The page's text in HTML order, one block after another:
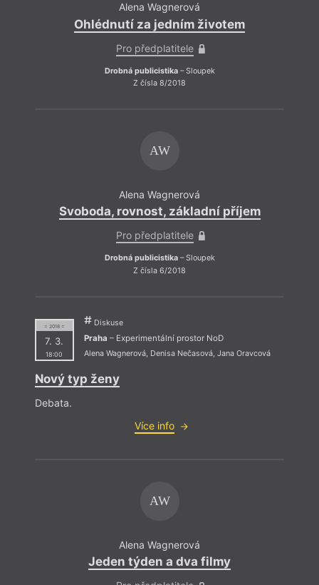
Alena Wagnerová
Ohlédnutí za jedním životem
Pro předplatitele
Drobná publicistika– Sloupek
Z čísla 8/2018
AW
Alena Wagnerová
Svoboda, rovnost, základní příjem
Pro předplatitele
Drobná publicistika– Sloupek
Z čísla 6/2018
= 2018 =
7. 3.
18:00
Diskuse
Praha – Experimentální prostor NoD
Alena Wagnerová, Denisa Nečasová,Jana Oravcová
Nový typ ženy
Debata.
Více info
AW
Alena Wagnerová
Jeden týden a dva filmy